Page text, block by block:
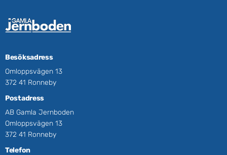
Besöksadress
Omloppsvägen 13
372 41 Ronneby
Postadress
AB Gamla Jernboden
Omloppsvägen 13
372 41 Ronneby
Telefon